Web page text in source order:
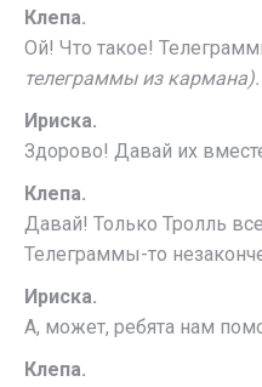
Клепа.
Ой! Что такое!
телеграммы из кармана).
Ириска.
Здорово! Давай их
Клепа.
Давай! Только Тролль
Телеграммы-то
Ириска.
А, может, ребята нам
Клепа.